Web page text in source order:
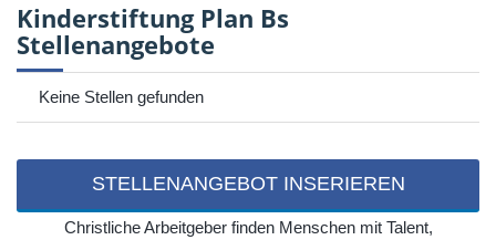
Kinderstiftung Plan Bs
Stellenangebote
Keine Stellen gefunden
STELLENANGEBOT INSERIEREN
Christliche Arbeitgeber finden Menschen mit Talent,